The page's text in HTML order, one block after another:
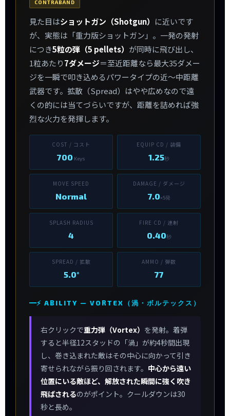
CONTRABAND
見た目はショットガン（Shotgun） に近いです
が、実態は「重力版ショットガン」。一発の発射
につき5粒の弾（5 pellets） が同時に飛び出し、
1粒あたり7ダメージ＝至近距離なら最大35ダメー
ジを一瞬で叩き込めるパワータイプの近〜中距離
武器です。拡散（Spread）はやや広めなので遠
くの的には当てづらいですが、距離を詰めれば強
烈な火力を発揮します。
COST / コスト
700 Keys
EQUIP CD / 装備
1.25秒
MOVE SPEED
Normal
DAMAGE / ダメージ
7.0×5発
SPLASH RADIUS
4
FIRE CD / 連射
0.40秒
SPREAD / 拡散
5.0°
AMMO / 弾数
77
⚡ ABILITY — VORTEX（渦・ボルテックス）
右クリックで重力弾（Vortex） を発射。着弾
すると半径12スタッドの「渦」が約4秒間出現
し、巻き込まれた敵はその中心に向かって引き
寄せられながら振り回されます。 中心から遠い
位置にいる敵ほど、解放された瞬間に強く吹き
飛ばされるのがポイント。クールダウンは30
秒と長め。